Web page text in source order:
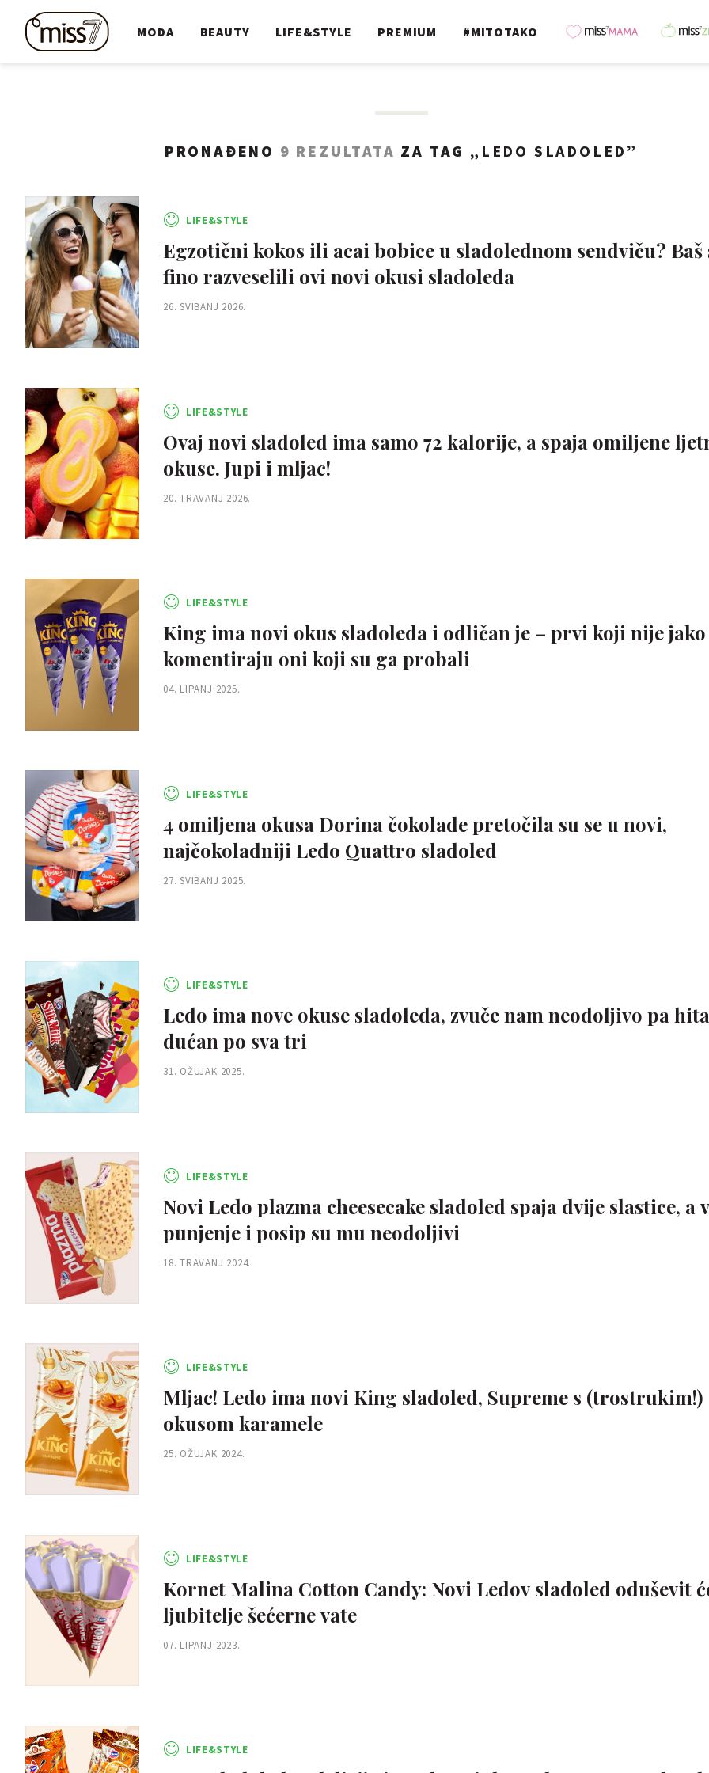
MODA BEAUTY LIFE&STYLE PREMIUM #MITOTAKO
PRONAĐENO 9 REZULTATA ZA TAG „ LEDO SLADOLED ”
LIFE&STYLE
Egzotični kokos ili acai bobice u sladolednom sendviču? Baš
fino razveselili ovi novi okusi sladoleda
26. SVIBANJ 2026.
LIFE&STYLE
Ovaj novi sladoled ima samo 72 kalorije, a spaja omiljene
okuse. Jupi i mljac!
20. TRAVANJ 2026.
LIFE&STYLE
King ima novi okus sladoleda i odličan je – prvi koji nije jako
komentiraju oni koji su ga probali
04. LIPANJ 2025.
LIFE&STYLE
4 omiljena okusa Dorina čokolade pretočila su se u novi,
najčokoladniji Ledo Quattro sladoled
27. SVIBANJ 2025.
LIFE&STYLE
Ledo ima nove okuse sladoleda, zvuče nam neodoljivo pa
dućan po sva tri
31. OŽUJAK 2025.
LIFE&STYLE
Novi Ledo plazma cheesecake sladoled spaja dvije slastice, a
punjenje i posip su mu neodoljivi
18. TRAVANJ 2024.
LIFE&STYLE
Mljac! Ledo ima novi King sladoled, Supreme s (trostrukim!)
okusom karamele
25. OŽUJAK 2024.
LIFE&STYLE
Kornet Malina Cotton Candy: Novi Ledov sladoled oduševit
ljubitelje šećerne vate
07. LIPANJ 2023.
LIFE&STYLE